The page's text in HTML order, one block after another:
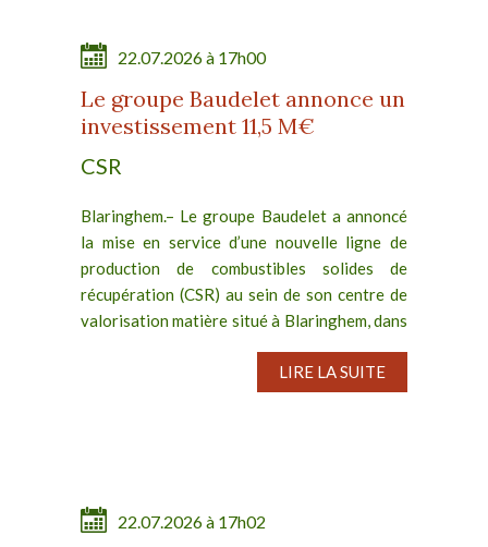
22.07.2026 à 17h00
Le groupe Baudelet annonce un
investissement 11,5 M€
CSR
Blaringhem.– Le groupe Baudelet a annoncé
la mise en service d’une nouvelle ligne de
production de combustibles solides de
récupération (CSR) au sein de son centre de
valorisation matière situé à Blaringhem, dans
LIRE LA SUITE
22.07.2026 à 17h02